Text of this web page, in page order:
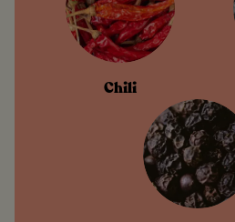
Chili